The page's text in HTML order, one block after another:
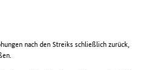
nach den Streiks schließlich zurück,